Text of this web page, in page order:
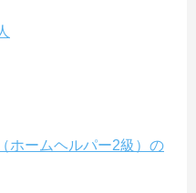
ホームヘルパー2級）の